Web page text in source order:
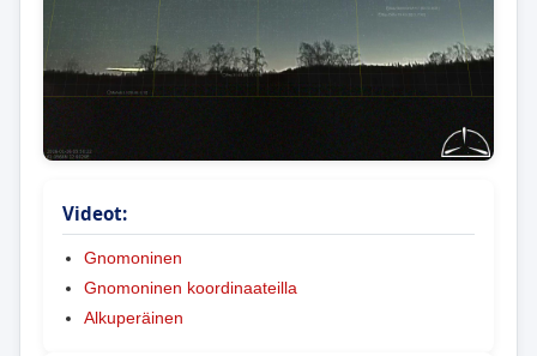
Videot:
Gnomoninen
Gnomoninen koordinaateilla
Alkuperäinen